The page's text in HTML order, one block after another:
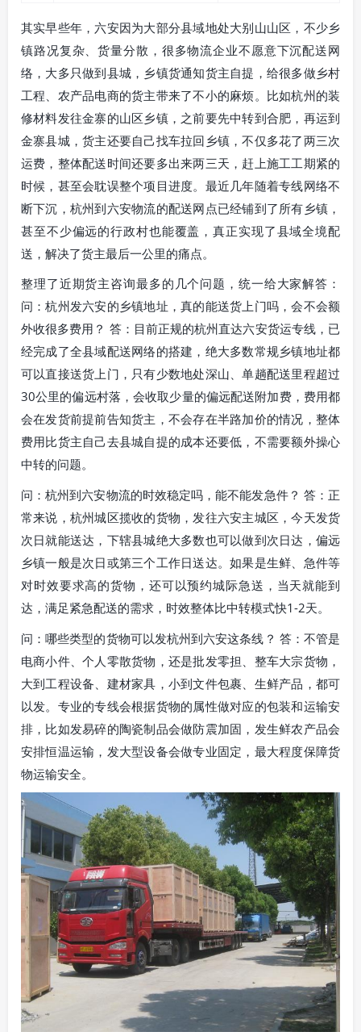
其实早些年，六安因为大部分县域地处大别山山区，不少乡
镇路况复杂、货量分散，很多物流企业不愿意下沉配送网
络，大多只做到县城，乡镇货通知货主自提，给很多做乡村
工程、农产品电商的货主带来了不小的麻烦。比如杭州的装
修材料发往金寨的山区乡镇，之前要先中转到合肥，再运到
金寨县城，货主还要自己找车拉回乡镇，不仅多花了两三次
运费，整体配送时间还要多出来两三天，赶上施工工期紧的
时候，甚至会耽误整个项目进度。最近几年随着专线网络不
断下沉，杭州到六安物流的配送网点已经铺到了所有乡镇，
甚至不少偏远的行政村也能覆盖，真正实现了县域全境配
送，解决了货主最后一公里的痛点。
整理了近期货主咨询最多的几个问题，统一给大家解答：
问：杭州发六安的乡镇地址，真的能送货上门吗，会不会额
外收很多费用？ 答：目前正规的杭州直达六安货运专线，已
经完成了全县域配送网络的搭建，绝大多数常规乡镇地址都
可以直接送货上门，只有少数地处深山、单趟配送里程超过
30公里的偏远村落，会收取少量的偏远配送附加费，费用都
会在发货前提前告知货主，不会存在半路加价的情况，整体
费用比货主自己去县城自提的成本还要低，不需要额外操心
中转的问题。
问：杭州到六安物流的时效稳定吗，能不能发急件？ 答：正
常来说，杭州城区揽收的货物，发往六安主城区，今天发货
次日就能送达，下辖县城绝大多数也可以做到次日达，偏远
乡镇一般是次日或第三个工作日送达。如果是生鲜、急件等
对时效要求高的货物，还可以预约城际急送，当天就能到
达，满足紧急配送的需求，时效整体比中转模式快1-2天。
问：哪些类型的货物可以发杭州到六安这条线？ 答：不管是
电商小件、个人零散货物，还是批发零担、整车大宗货物，
大到工程设备、建材家具，小到文件包裹、生鲜产品，都可
以发。专业的专线会根据货物的属性做对应的包装和运输安
排，比如发易碎的陶瓷制品会做防震加固，发生鲜农产品会
安排恒温运输，发大型设备会做专业固定，最大程度保障货
物运输安全。